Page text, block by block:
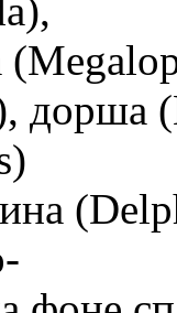
дорша